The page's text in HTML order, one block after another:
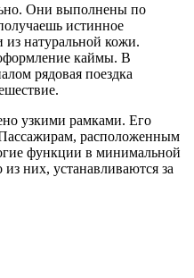
Они выполнены по
истинное
из натуральной кожи.
каймы. В
рядовая поездка
узкими рамками. Его
расположенным
функции в минимальной
них, устанавливаются за